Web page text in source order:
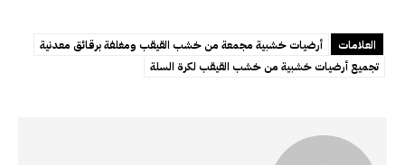
العلامات
أرضيات خشبية مجمعة من خشب القيقب ومغلفة برقائق معدنية
تجميع أرضيات خشبية من خشب القيقب لكرة السلة